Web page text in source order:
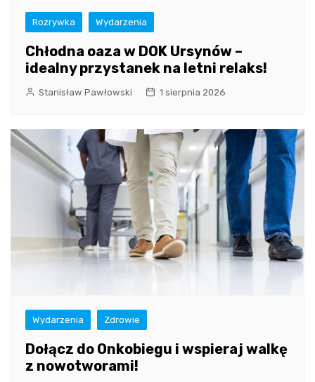
Rozrywka Wydarzenia
Chłodna oaza w DOK Ursynów –
idealny przystanek na letni relaks!
Stanisław Pawłowski 1 sierpnia 2026
Wydarzenia Zdrowie
Dołącz do Onkobiegu i wspieraj walkę
z nowotworami!